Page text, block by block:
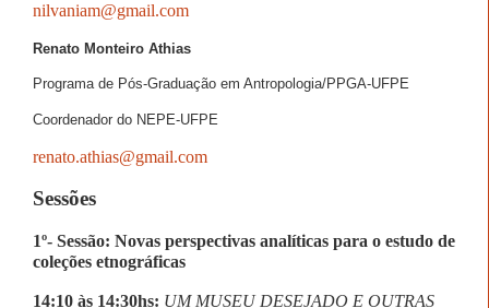
nilvaniam@gmail.com
Renato Monteiro Athias
Programa de Pós-Graduação em Antropologia/PPGA-UFPE
Coordenador do NEPE-UFPE
renato.athias@gmail.com
Sessões
1º- Sessão: Novas perspectivas analíticas para o estudo de
coleções etnográficas
14:10 às 14:30hs: UM MUSEU DESEJADO E OUTRAS